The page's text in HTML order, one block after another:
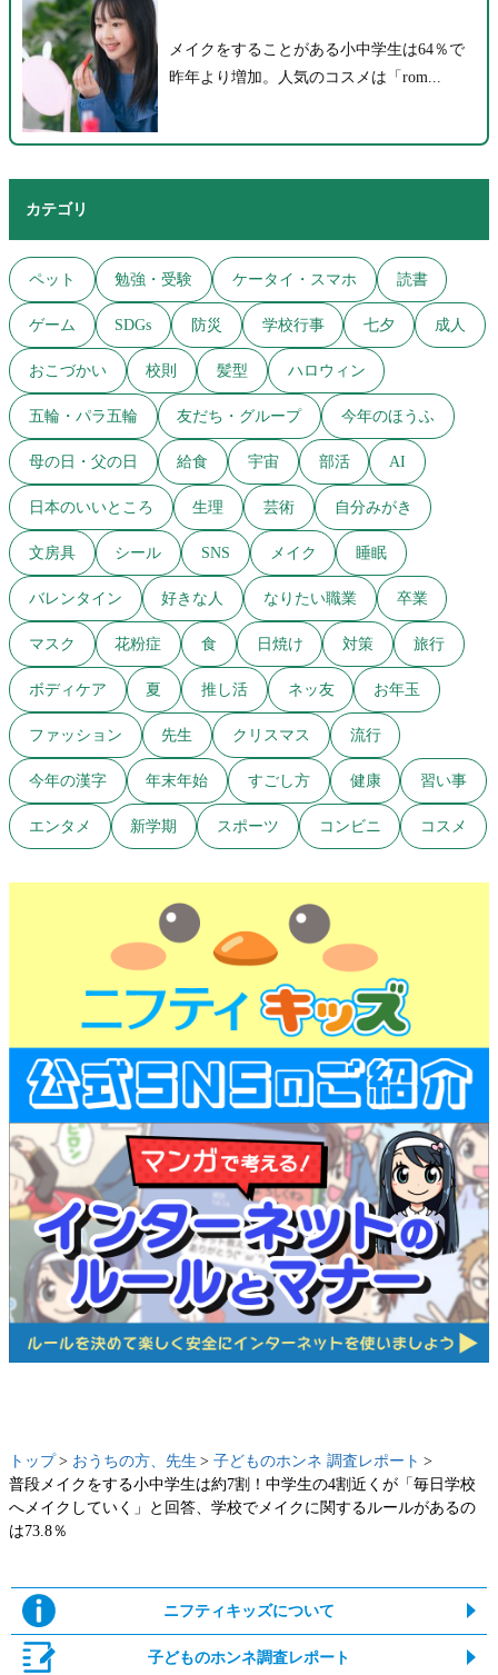
メイクをすることがある小中学生は64％で
昨年より増加。人気のコスメは「rom...
カテゴリ
ペット 勉強・受験 ケータイ・スマホ 読書
ゲーム SDGs 防災 学校行事 七夕 成人
おこづかい 校則 髪型 ハロウィン
五輪・パラ五輪 友だち・グループ 今年のほうふ
母の日・父の日 給食 宇宙 部活 AI
日本のいいところ 生理 芸術 自分みがき
文房具 シール SNS メイク 睡眠
バレンタイン 好きな人 なりたい職業 卒業
マスク 花粉症 食 日焼け 対策 旅行
ボディケア 夏 推し活 ネッ友 お年玉
ファッション 先生 クリスマス 流行
今年の漢字 年末年始 すごし方 健康 習い事
エンタメ 新学期 スポーツ コンビニ コスメ
トップ おうちの方、先生
子どものホンネ 調査レポート
普段メイクをする小中学生は約7割！中学生の4割近くが「毎日学校
へメイクしていく」と回答、学校でメイクに関するルールがあるの
は73.8％
ニフティキッズについて
子どものホンネ調査レポート